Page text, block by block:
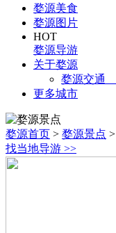
婺源美食
婺源图片
HOT
婺源导游
关于婺源
婺源交通
更多城市
婺源首页 > 婺源景点 >
找当地导游 >>